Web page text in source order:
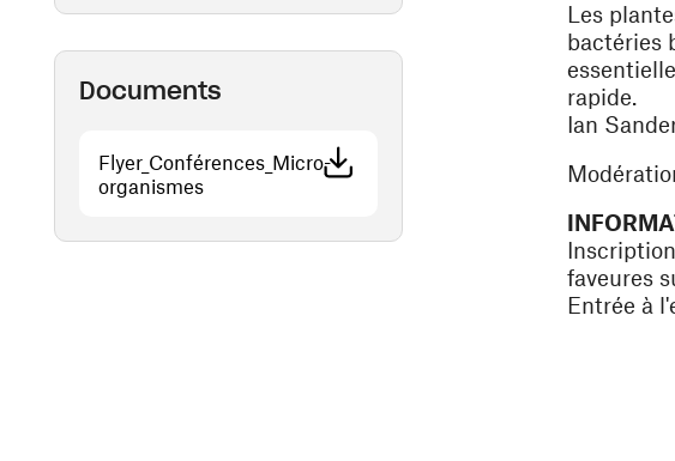
Documents
Flyer_Conférences_Micro-
organismes(ouvre une nouvelle fenêtre)
Les
bactéries
rapide.
Ian
faveures
Entrée à